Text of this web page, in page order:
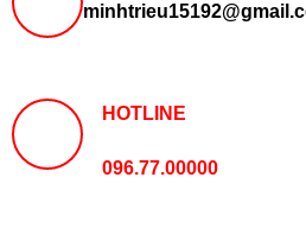
HOTLINE
096.77.00000